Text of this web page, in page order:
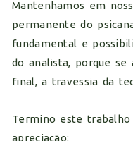
Mantenhamos em
permanente do
fundamental e
do analista, porque
final, a travessia da
Termino este
apreciação: